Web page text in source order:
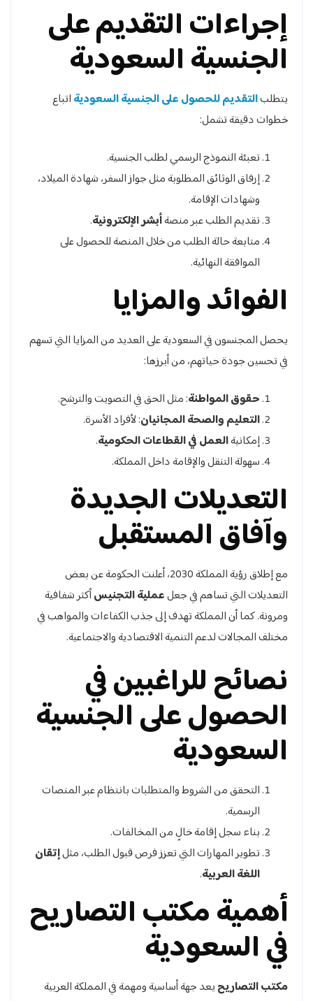
إجراءات التقديم على
الجنسية السعودية
يتطلبالتقديم للحصول على الجنسية السعوديةاتباع
خطوات دقيقة تشمل:
تعبئة النموذج الرسمي لطلب الجنسية.
إرفاق الوثائق المطلوبة مثل جواز السفر، شهادة الميلاد،
وشهادات الإقامة.
تقديم الطلب عبر منصةأبشر الإلكترونية.
متابعة حالة الطلب من خلال المنصة للحصول على
الموافقة النهائية.
الفوائد والمزايا
يحصل المجنسون في السعودية على العديد من المزايا التي تسهم
في تحسين جودة حياتهم، من أبرزها:
حقوق المواطنة: مثل الحق في التصويت والترشح.
التعليم والصحة المجانيان: لأفراد الأسرة.
إمكانيةالعمل في القطاعات الحكومية.
سهولة التنقل والإقامة داخل المملكة.
التعديلات الجديدة
وآفاق المستقبل
مع إطلاق رؤية المملكة 2030، أعلنت الحكومة عن بعض
التعديلات التي تساهم في جعلعملية التجنيسأكثر شفافية
ومرونة. كما أن المملكة تهدف إلى جذب الكفاءات والمواهب في
مختلف المجالات لدعم التنمية الاقتصادية والاجتماعية.
نصائح للراغبين في
الحصول على الجنسية
السعودية
التحقق من الشروط والمتطلبات بانتظام عبر المنصات
الرسمية.
بناء سجل إقامة خالٍ من المخالفات.
تطوير المهارات التي تعزز فرص قبول الطلب، مثلإتقان
اللغة العربية.
أهمية مكتب التصاريح
في السعودية
مكتب التصاريحيعد جهة أساسية ومهمة في المملكة العربية